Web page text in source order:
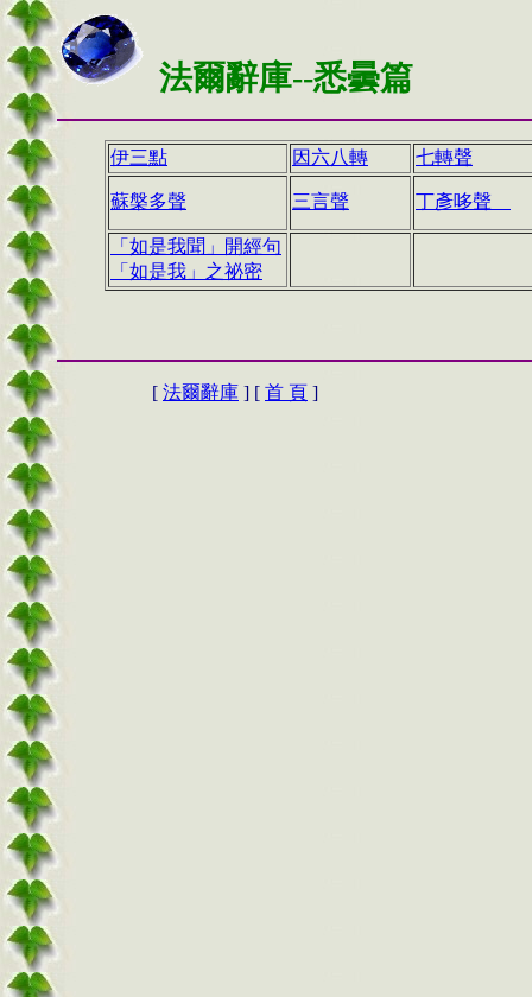
法爾辭庫--悉曇篇
伊三點 因六八轉 七轉聲
蘇槃多聲 三言聲 丁彥哆聲
「如是我聞」開經句
「如是我」之祕密
[ 法爾辭庫 ] [ 首 頁 ]